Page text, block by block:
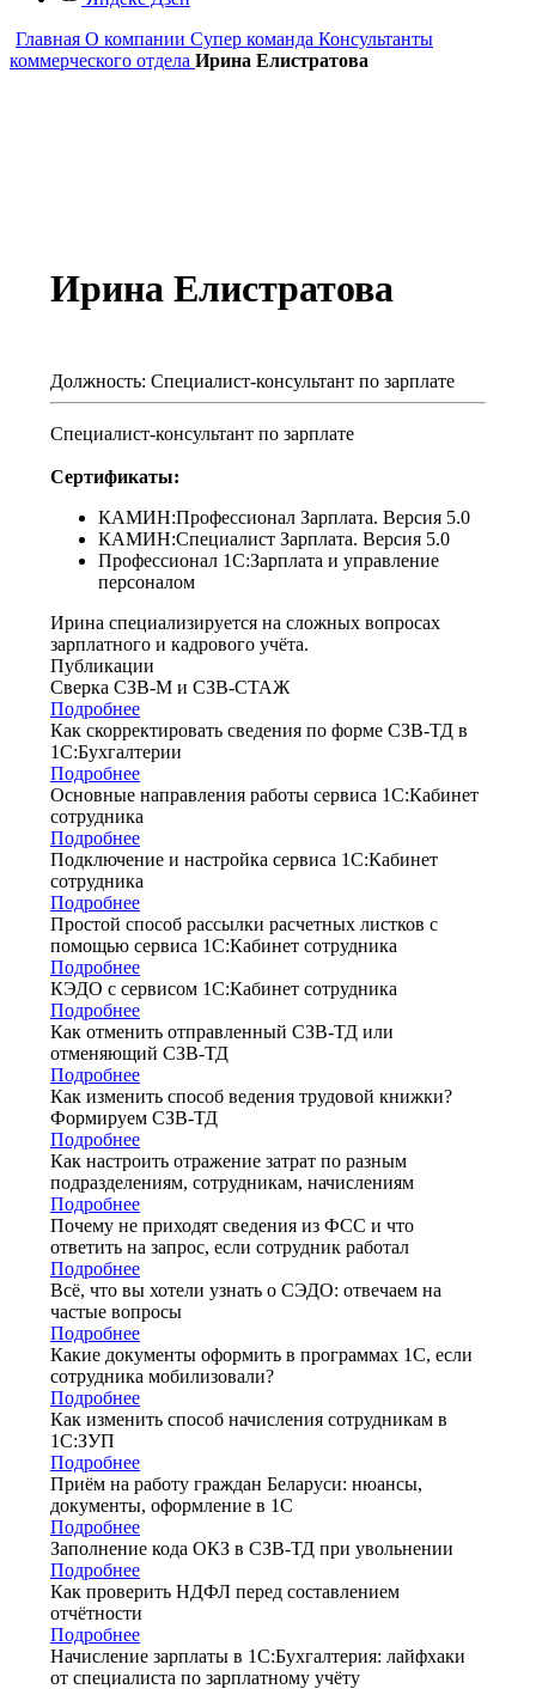
Главная О компании Супер команда Консультанты
коммерческого отдела Ирина Елистратова
Ирина Елистратова
Должность: Специалист-консультант по зарплате
Специалист-консультант по зарплате
Сертификаты:
КАМИН:Профессионал Зарплата. Версия 5.0
КАМИН:Специалист Зарплата. Версия 5.0
Профессионал 1С:Зарплата и управление
персоналом
Ирина специализируется на сложных вопросах
зарплатного и кадрового учёта.
Публикации
Сверка СЗВ-М и СЗВ-СТАЖ
Подробнее
Как скорректировать сведения по форме СЗВ-ТД в
1С:Бухгалтерии
Подробнее
Основные направления работы сервиса 1С:Кабинет
сотрудника
Подробнее
Подключение и настройка сервиса 1С:Кабинет
сотрудника
Подробнее
Простой способ рассылки расчетных листков с
помощью сервиса 1С:Кабинет сотрудника
Подробнее
КЭДО с сервисом 1С:Кабинет сотрудника
Подробнее
Как отменить отправленный СЗВ-ТД или
отменяющий СЗВ-ТД
Подробнее
Как изменить способ ведения трудовой книжки?
Формируем СЗВ-ТД
Подробнее
Как настроить отражение затрат по разным
подразделениям, сотрудникам, начислениям
Подробнее
Почему не приходят сведения из ФСС и что
ответить на запрос, если сотрудник работал
Подробнее
Всё, что вы хотели узнать о СЭДО: отвечаем на
частые вопросы
Подробнее
Какие документы оформить в программах 1С, если
сотрудника мобилизовали?
Подробнее
Как изменить способ начисления сотрудникам в
1С:ЗУП
Подробнее
Приём на работу граждан Беларуси: нюансы,
документы, оформление в 1С
Подробнее
Заполнение кода ОКЗ в СЗВ-ТД при увольнении
Подробнее
Как проверить НДФЛ перед составлением
отчётности
Подробнее
Начисление зарплаты в 1С:Бухгалтерия: лайфхаки
от специалиста по зарплатному учёту